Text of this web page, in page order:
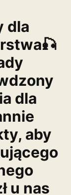
dla
dla
aby
u nas